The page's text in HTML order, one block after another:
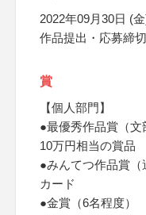
2022年09月30日 (
作品提出・応募締
賞
【個人部門】
●最優秀作品賞（
10万円相当の賞品
●みんてつ作品賞
カード
●金賞（6名程度）